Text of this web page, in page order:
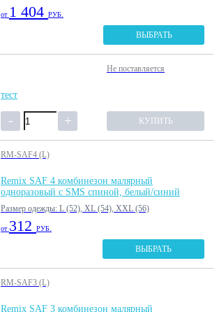
от 1 404 РУБ.
ВЫБРАТЬ
Не поставляется
тест
КУПИТЬ
RM-SAF4 (L)
Remix SAF 4 комбинезон малярный
одноразовый с SMS спиной, белый/синий
Размер одежды: L (52), XL (54), XXL (56)
от 312 РУБ.
ВЫБРАТЬ
RM-SAF3 (L)
Remix SAF 3 комбинезон малярный